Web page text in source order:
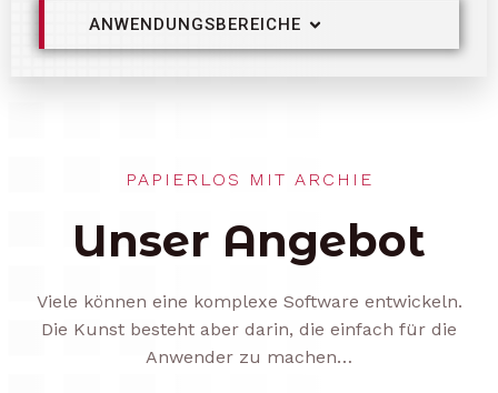
ANWENDUNGSBEREICHE
PAPIERLOS MIT ARCHIE
Unser Angebot
Viele können eine komplexe Software entwickeln.
Die Kunst besteht aber darin, die einfach für die
Anwender zu machen…